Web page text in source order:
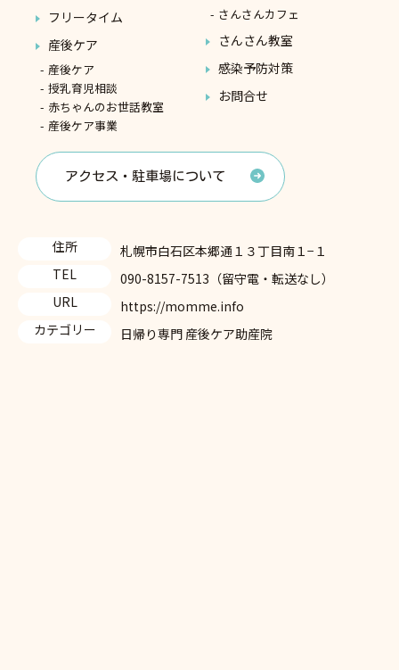
フリータイム
産後ケア
産後ケア
授乳育児相談
赤ちゃんのお世話教室
産後ケア事業
さんさんカフェ
さんさん教室
感染予防対策
お問合せ
アクセス・駐車場について
住所
札幌市白石区本郷通１３丁目南１−１
TEL
090-8157-7513（留守電・転送なし）
URL
https://momme.info
カテゴリー
日帰り専門 産後ケア助産院